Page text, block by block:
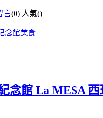
言(0) 人氣()
念館美食
念館 La MESA